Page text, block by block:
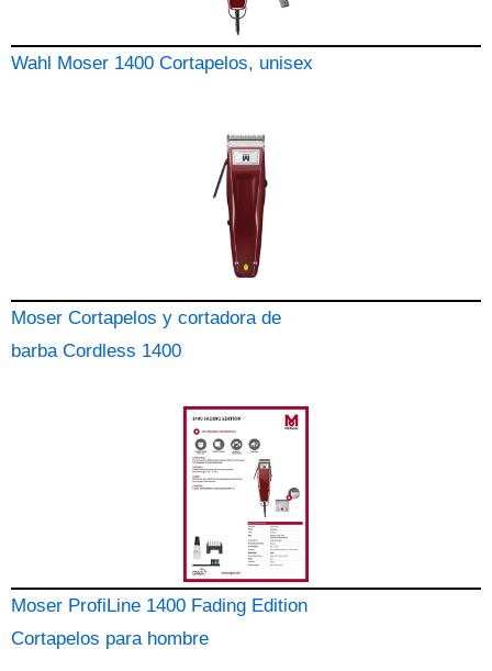
Wahl Moser 1400 Cortapelos, unisex
Moser Cortapelos y cortadora de
barba Cordless 1400
Moser ProfiLine 1400 Fading Edition
Cortapelos para hombre